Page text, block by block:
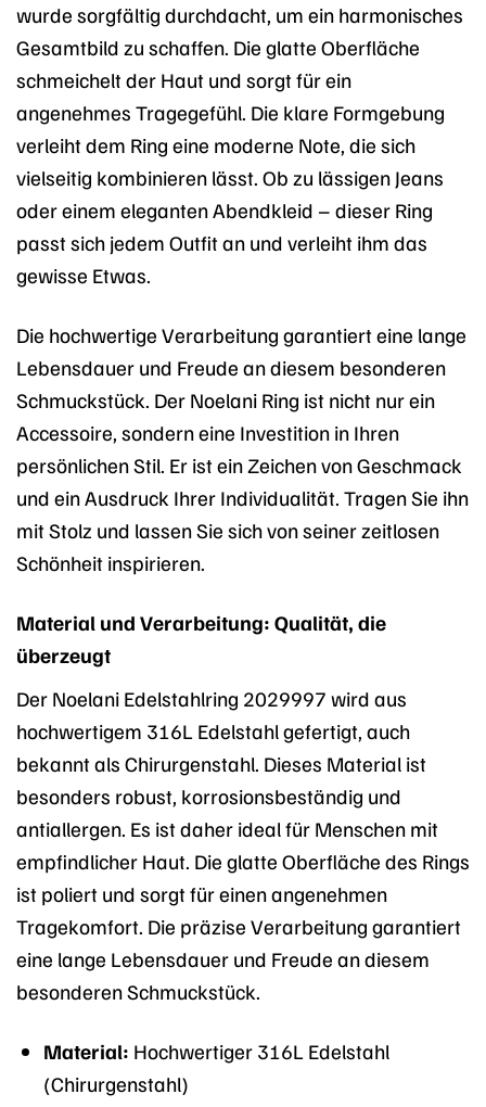
wurde sorgfältig durchdacht, um ein harmonisches
Gesamtbild zu schaffen. Die glatte Oberfläche
schmeichelt der Haut und sorgt für ein
angenehmes Tragegefühl. Die klare Formgebung
verleiht dem Ring eine moderne Note, die sich
vielseitig kombinieren lässt. Ob zu lässigen Jeans
oder einem eleganten Abendkleid – dieser Ring
passt sich jedem Outfit an und verleiht ihm das
gewisse Etwas.
Die hochwertige Verarbeitung garantiert eine lange
Lebensdauer und Freude an diesem besonderen
Schmuckstück. Der Noelani Ring ist nicht nur ein
Accessoire, sondern eine Investition in Ihren
persönlichen Stil. Er ist ein Zeichen von Geschmack
und ein Ausdruck Ihrer Individualität. Tragen Sie ihn
mit Stolz und lassen Sie sich von seiner zeitlosen
Schönheit inspirieren.
Material und Verarbeitung: Qualität, die
überzeugt
Der Noelani Edelstahlring 2029997 wird aus
hochwertigem 316L Edelstahl gefertigt, auch
bekannt als Chirurgenstahl. Dieses Material ist
besonders robust, korrosionsbeständig und
antiallergen. Es ist daher ideal für Menschen mit
empfindlicher Haut. Die glatte Oberfläche des Rings
ist poliert und sorgt für einen angenehmen
Tragekomfort. Die präzise Verarbeitung garantiert
eine lange Lebensdauer und Freude an diesem
besonderen Schmuckstück.
Material: Hochwertiger 316L Edelstahl
(Chirurgenstahl)